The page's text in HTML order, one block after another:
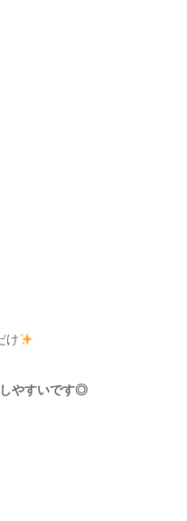
け
やすいです◎